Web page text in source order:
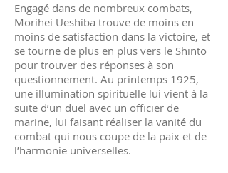
Engagé dans de nombreux combats,
Morihei Ueshiba trouve de moins en
moins de satisfaction dans la victoire, et
se tourne de plus en plus vers le Shinto
pour trouver des réponses à son
questionnement. Au printemps 1925,
une illumination spirituelle lui vient à la
suite d’un duel avec un officier de
marine, lui faisant réaliser la vanité du
combat qui nous coupe de la paix et de
l’harmonie universelles.